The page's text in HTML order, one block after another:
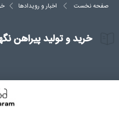
صفحه نخست اخبار و رویدادها
خرید و تولید پیراهن